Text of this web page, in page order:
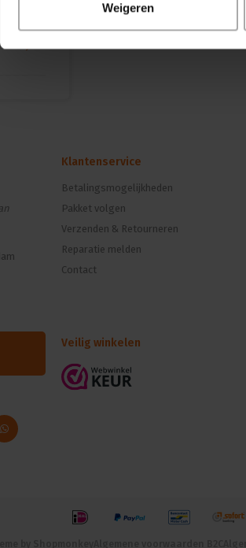
Weigeren
Klantenservice
Betalingsmogelijkheden
Pakket volgen
Verzenden & Retourneren
Reparatie melden
Contact
Veilig winkelen